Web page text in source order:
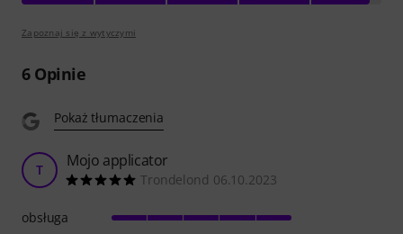
Zapoznaj się z wytyczymi
6Opinie
Pokaż tłumaczenia
T Mojo applicator
Trondelond 06.10.2023
obsługa